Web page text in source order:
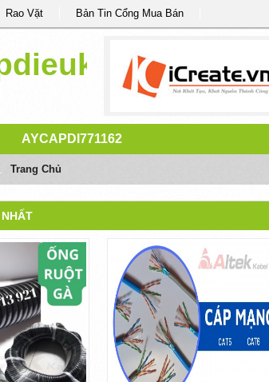
Rao Vặt Bản Tin Cổng Mua Bán
AYCAPDI771162
Trang Chủ